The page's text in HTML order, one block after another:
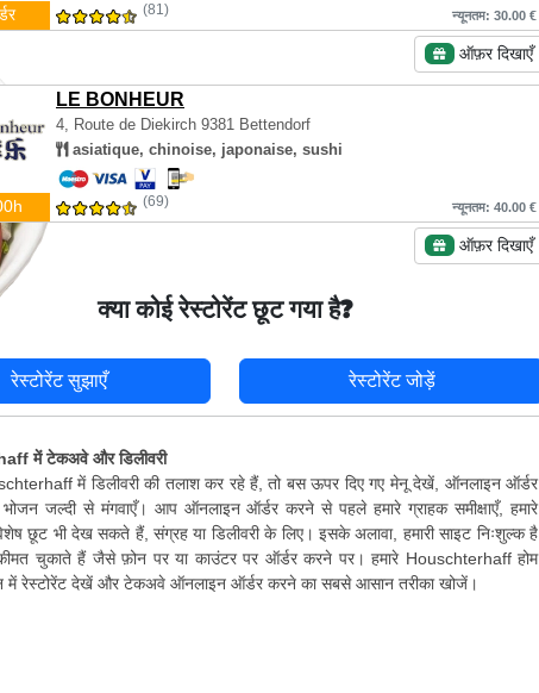
(81) न्यूनतम: 30.00 €
ऑफ़र दिखाएँ
LE BONHEUR
4, Route de Diekirch 9381 Bettendorf
asiatique, chinoise, japonaise, sushi
(69) न्यूनतम: 40.00 €
ऑफ़र दिखाएँ
क्या कोई रेस्टोरेंट छूट गया है?
रेस्टोरेंट सुझाएँ रेस्टोरेंट जोड़ें
में टेकअवे और डिलीवरी
में डिलीवरी की तलाश कर रहे हैं, तो बस ऊपर दिए गए मेनू देखें, ऑनलाइन ऑर्डर
जल्दी से मंगवाएँ। आप ऑनलाइन ऑर्डर करने से पहले हमारे ग्राहक समीक्षाएँ, हमारे
छूट भी देख सकते हैं, संग्रह या डिलीवरी के लिए। इसके अलावा, हमारी साइट निःशुल्क है
चुकाते हैं जैसे फ़ोन पर या काउंटर पर ऑर्डर करने पर। हमारे Houschterhaff होम
में रेस्टोरेंट देखें और टेकअवे ऑनलाइन ऑर्डर करने का सबसे आसान तरीका खोजें।